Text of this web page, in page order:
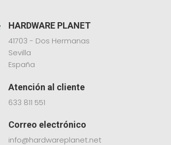
HARDWARE PLANET
41703 - Dos Hermanas
Sevilla
España
Atención al cliente
633 811 551
Correo electrónico
info@hardwareplanet.net